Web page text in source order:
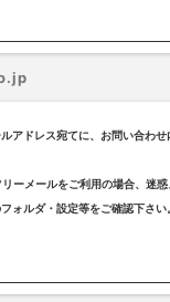
アドレス宛てに、お問い合わ
ーメールをご利用の場合、迷
ォルダ・設定等をご確認下さい